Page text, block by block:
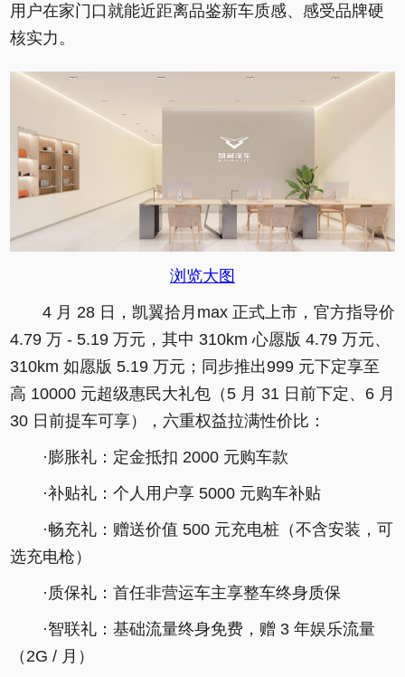
用户在家门口就能近距离品鉴新车质感、感受品牌硬
核实力。
浏览大图
4 月 28 日，凯翼拾月max 正式上市，官方指导价
4.79 万 - 5.19 万元，其中 310km 心愿版 4.79 万元、
310km 如愿版 5.19 万元；同步推出999 元下定享至
高 10000 元超级惠民大礼包（5 月 31 日前下定、6 月
30 日前提车可享），六重权益拉满性价比：
·膨胀礼：定金抵扣 2000 元购车款
·补贴礼：个人用户享 5000 元购车补贴
·畅充礼：赠送价值 500 元充电桩（不含安装，可
选充电枪）
·质保礼：首任非营运车主享整车终身质保
·智联礼：基础流量终身免费，赠 3 年娱乐流量
（2G / 月）